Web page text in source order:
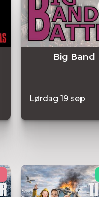
Big Band
Lørdag 19 sep